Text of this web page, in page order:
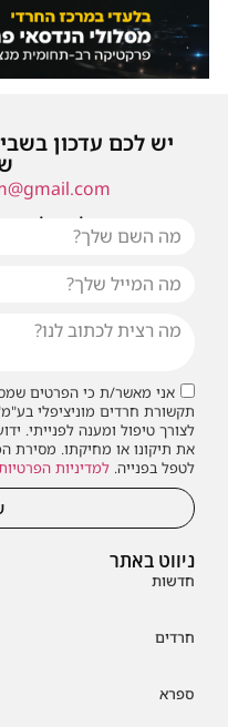
ניווט באתר
חדשות
חרדים
ספרא
יש לכם עדכון
או שילחו אלינו
אני מאשר/ת כי הפרטים
תקשורת חרדים מוניציפלי
לצורך טיפול ומענה לפנייתי.
את תיקונו או מחיקתו. מסירת
לטפל בפנייה. למדיניות